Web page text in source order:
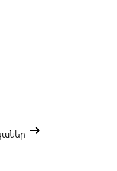
arrow_right_alt